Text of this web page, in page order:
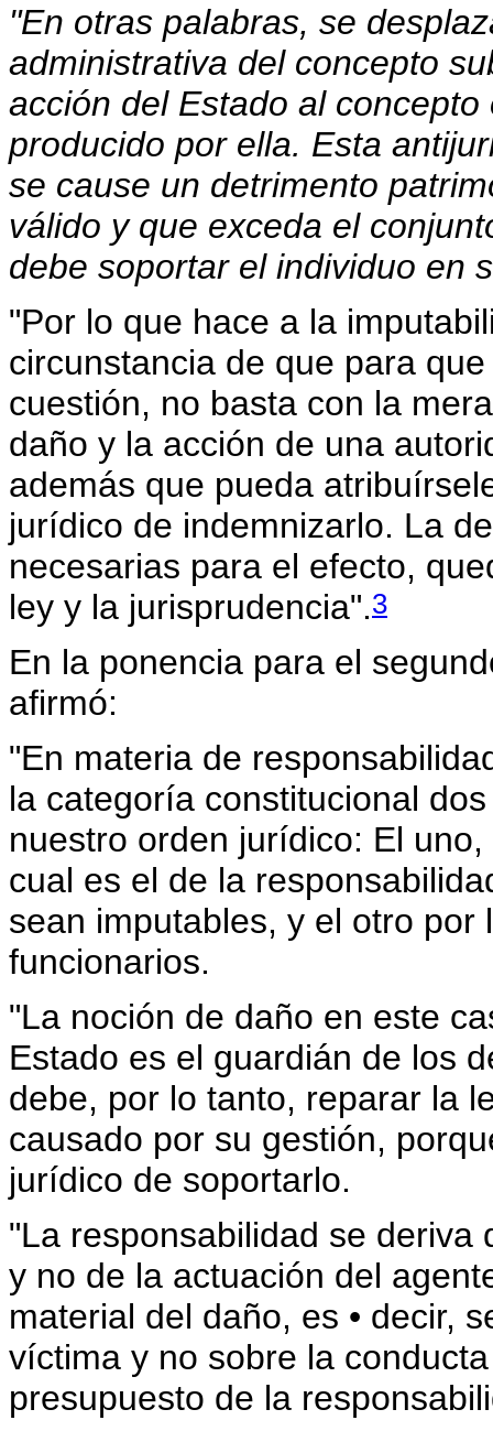
"En otras palabras, se
administrativa del concepto
acción del Estado al
producido por ella. Esta
se cause un detrimento
válido y que exceda el
debe soportar el individuo en
"Por lo que hace a la
circunstancia de que para
cuestión, no basta con la
daño y la acción de una
además que pueda
jurídico de indemnizarlo. La
necesarias para el efecto,
ley y la jurisprudencia".3
En la ponencia para el
afirmó:
"En materia de
la categoría constitucional
nuestro orden jurídico: El
cual es el de la
sean imputables, y el otro por
funcionarios.
"La noción de daño en este
Estado es el guardián de los
debe, por lo tanto, reparar la
causado por su gestión,
jurídico de soportarlo.
"La responsabilidad se deriva
y no de la actuación del
material del daño, es • decir,
víctima y no sobre la
presupuesto de la